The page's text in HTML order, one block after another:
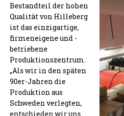
Bestandteil der hohen
Qualität von Hilleberg
ist das einzigartige,
firmeneigene und -
betriebene
Produktionszentrum.
„Als wir in den späten
90er-Jahren die
Produktion aus
Schweden verlegten,
entschieden wir uns